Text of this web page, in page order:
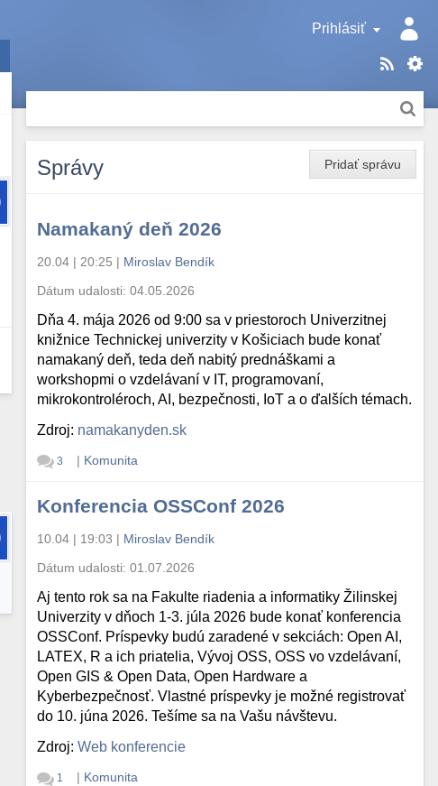
Prihlásiť
Pridať správu
Správy
Namakaný deň 2026
20.04 | 20:25 | Miroslav Bendík
Dátum udalosti:04.05.2026
Dňa 4. mája 2026 od 9:00 sa v priestoroch Univerzitnej
knižnice Technickej univerzity v Košiciach bude konať
namakaný deň, teda deň nabitý prednáškami a
workshopmi o vzdelávaní v IT, programovaní,
mikrokontroléroch, AI, bezpečnosti, IoT a o ďalších témach.
Zdroj: namakanyden.sk
3 | Komunita
Konferencia OSSConf 2026
10.04 | 19:03 | Miroslav Bendík
Dátum udalosti:01.07.2026
Aj tento rok sa na Fakulte riadenia a informatiky Žilinskej
Univerzity v dňoch 1-3. júla 2026 bude konať konferencia
OSSConf. Príspevky budú zaradené v sekciách: Open AI,
LATEX, R a ich priatelia, Vývoj OSS, OSS vo vzdelávaní,
Open GIS & Open Data, Open Hardware a
Kyberbezpečnosť. Vlastné príspevky je možné registrovať
do 10. júna 2026. Tešíme sa na Vašu návštevu.
Zdroj:Web konferencie
1 | Komunita